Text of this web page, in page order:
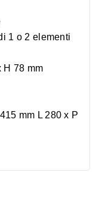
1 o 2 elementi
H 78 mm
mm L 280 x P